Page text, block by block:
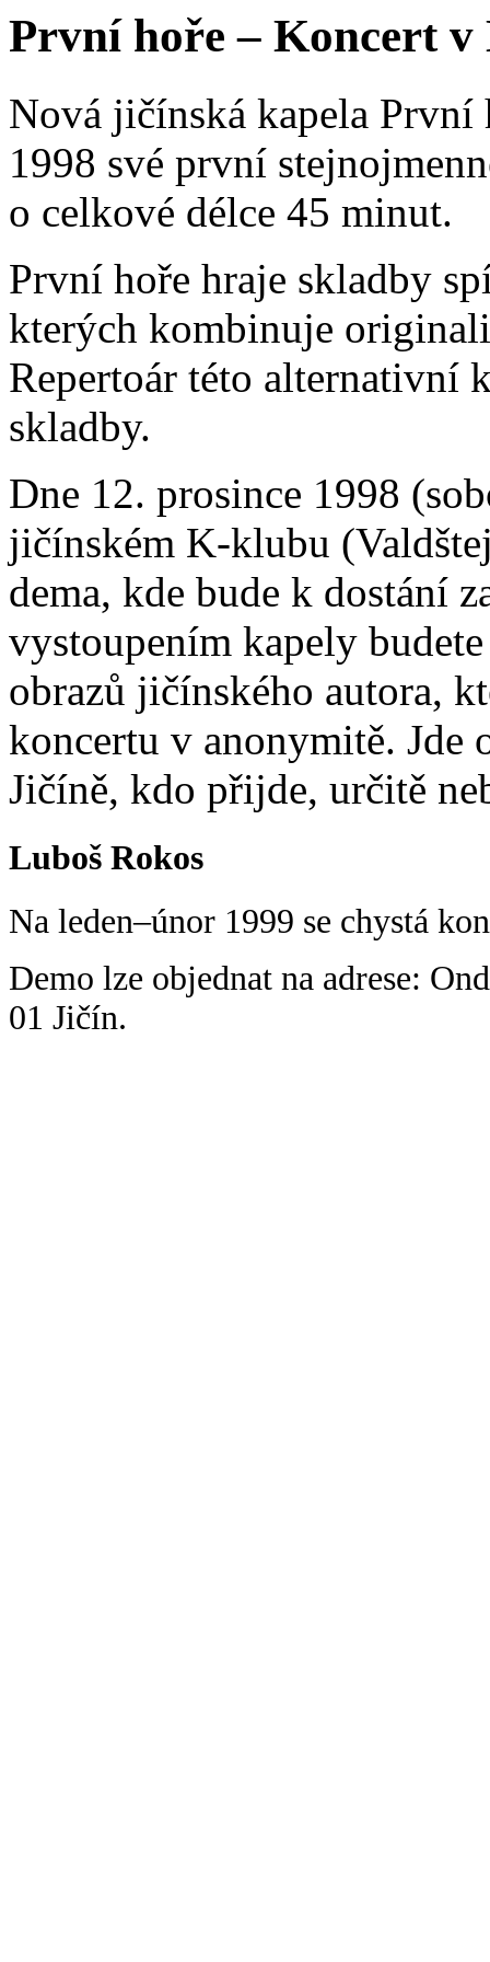
První hoře – Koncert
Nová jičínská kapela První
1998 své první
o celkové délce 45 minut.
První hoře hraje skladby
kterých kombinuje
Repertoár této alternativní
skladby.
Dne 12. prosince 1998
jičínském K-klubu
dema, kde bude k dostání
vystoupením kapely
obrazů jičínského autora,
koncertu v anonymitě.
Jičíně, kdo přijde, určitě
Luboš Rokos
Na leden–únor 1999 se chystá
Demo lze objednat na adrese:
01 Jičín.